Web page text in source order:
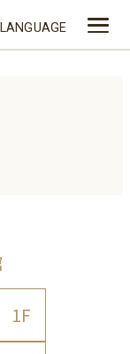
LANGUAGE
1F